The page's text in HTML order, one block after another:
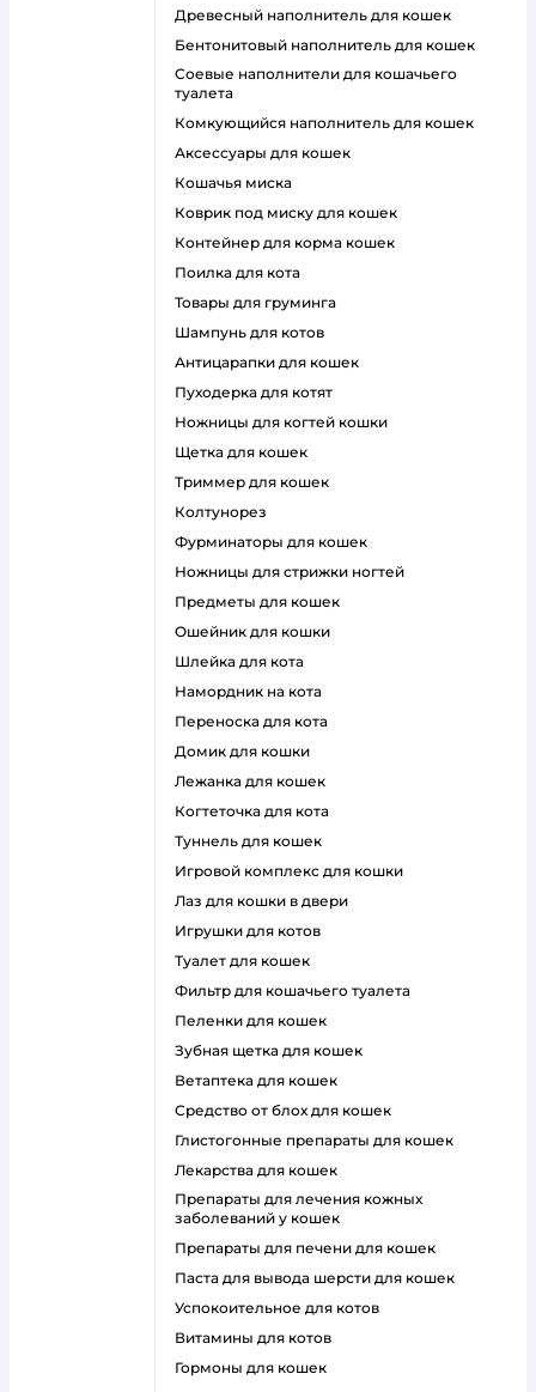
древесный наполнитель для кошек
бентонитовый наполнитель для кошек
соевые наполнители для кошачьего
туалета
комкующийся наполнитель для кошек
аксессуары для кошек
кошачья миска
коврик под миску для кошек
контейнер для корма кошек
поилка для кота
товары для груминга
шампунь для котов
антицарапки для кошек
пуходерка для котят
ножницы для когтей кошки
щетка для кошек
триммер для кошек
колтунорез
фурминаторы для кошек
ножницы для стрижки ногтей
предметы для кошек
ошейник для кошки
шлейка для кота
намордник на кота
переноска для кота
домик для кошки
лежанка для кошек
когтеточка для кота
туннель для кошек
игровой комплекс для кошки
лаз для кошки в двери
игрушки для котов
туалет для кошек
фильтр для кошачьего туалета
пеленки для кошек
зубная щетка для кошек
ветаптека для кошек
средство от блох для кошек
глистогонные препараты для кошек
лекарства для кошек
препараты для лечения кожных
заболеваний у кошек
препараты для печени для кошек
паста для вывода шерсти для кошек
успокоительное для котов
витамины для котов
гормоны для кошек